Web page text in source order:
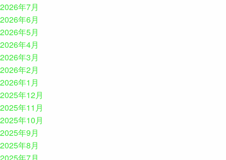
2026年7月
2026年6月
2026年5月
2026年4月
2026年3月
2026年2月
2026年1月
2025年12月
2025年11月
2025年10月
2025年9月
2025年8月
2025年7月